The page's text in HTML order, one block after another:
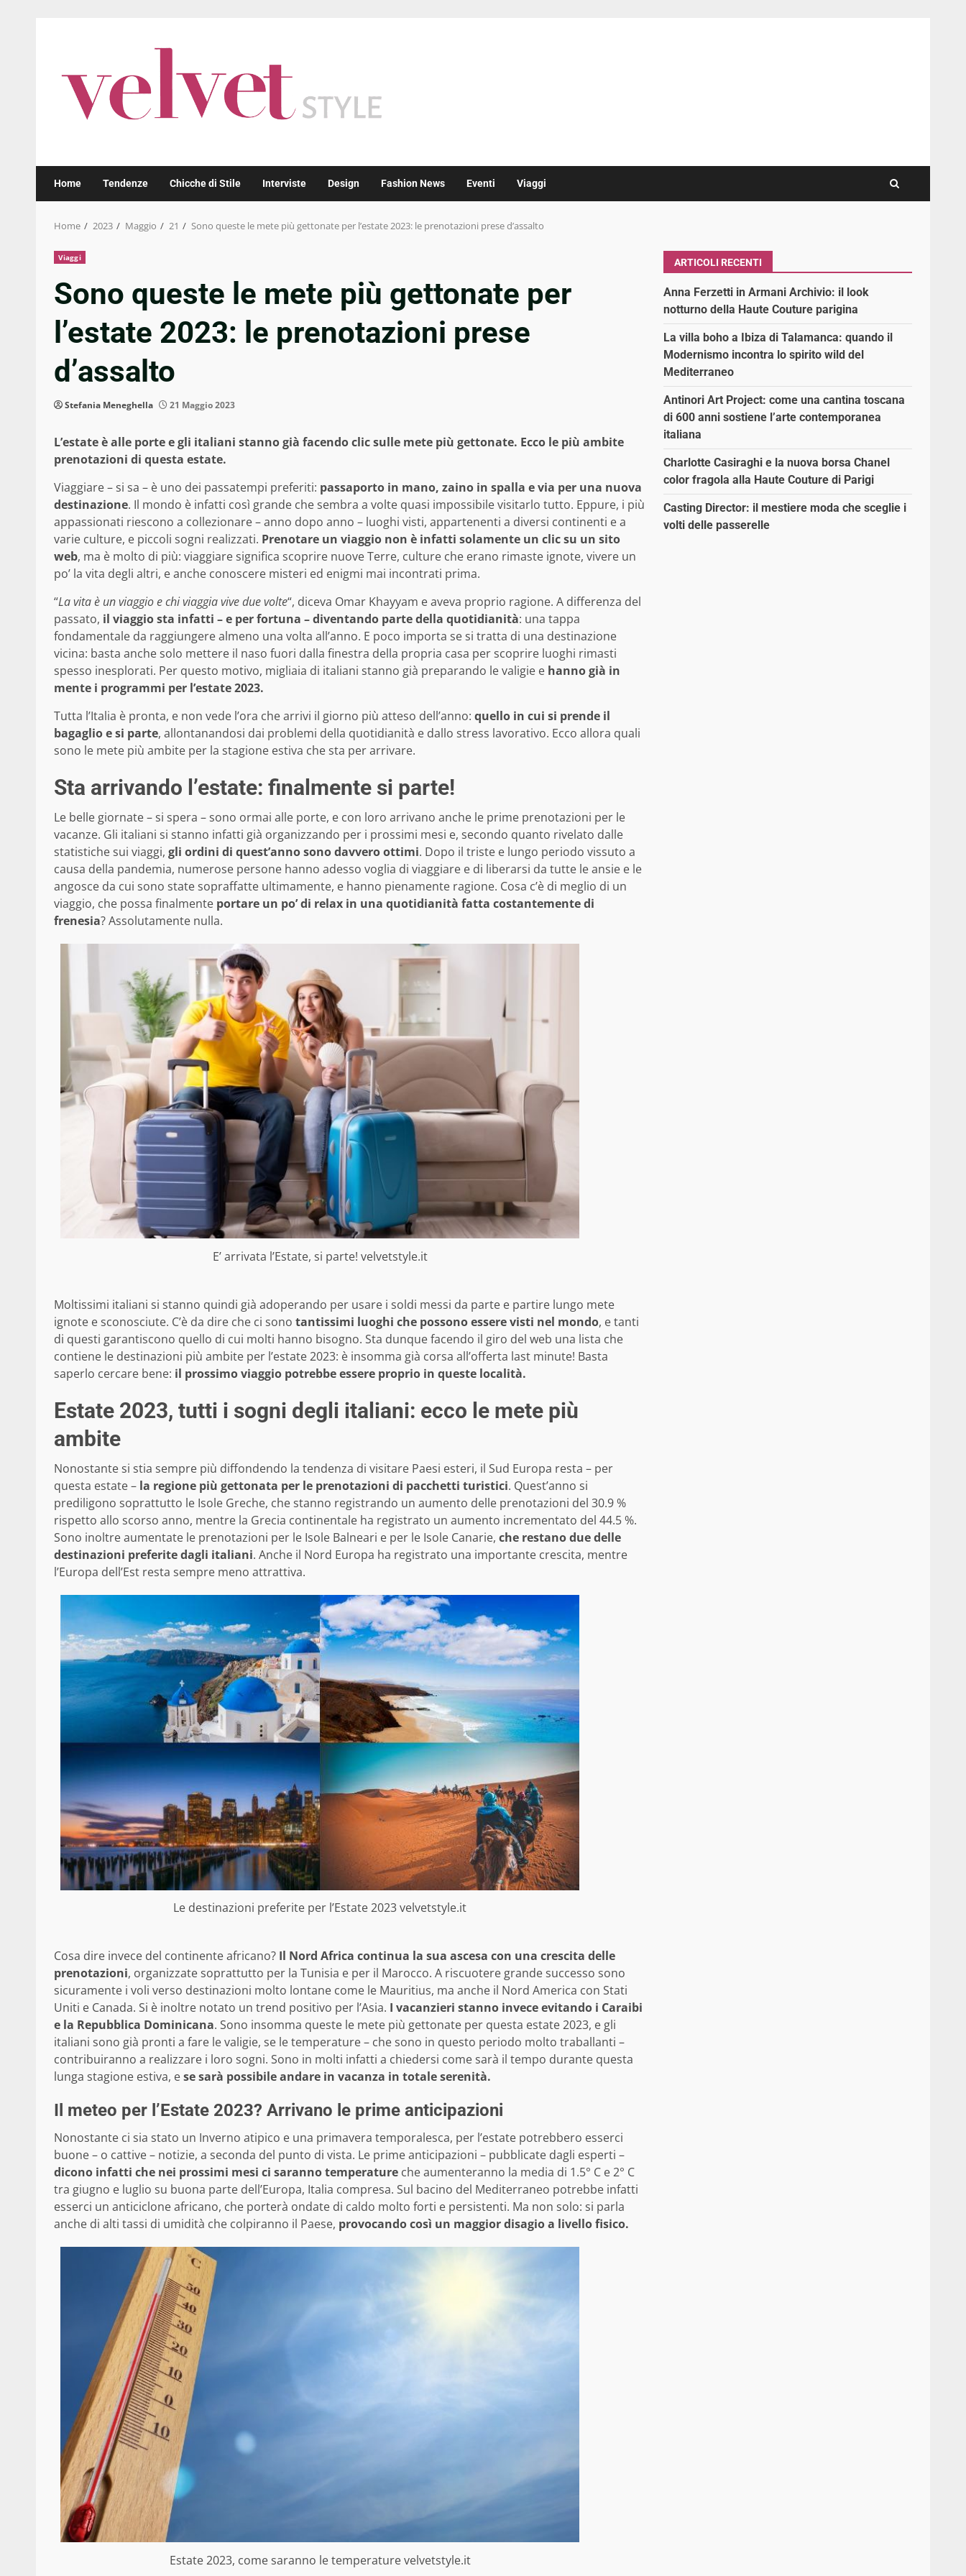
Home Tendenze Chicche di Stile Interviste Design Fashion News Eventi Viaggi
Home 2023 Maggio 21 Sono queste le mete più gettonate per l’estate 2023: le prenotazioni prese d’assalto
Viaggi
Sono queste le mete più gettonate per
l’estate 2023: le prenotazioni prese
d’assalto
Stefania Meneghella 21 Maggio 2023
L’estate è alle porte e gli italiani stanno già facendo clic sulle mete più gettonate. Ecco le più ambite
prenotazioni di questa estate.
Viaggiare – si sa – è uno dei passatempi preferiti: passaporto in mano, zaino in spalla e via per una nuova
destinazione. Il mondo è infatti così grande che sembra a volte quasi impossibile visitarlo tutto. Eppure, i più
appassionati riescono a collezionare – anno dopo anno – luoghi visti, appartenenti a diversi continenti e a
varie culture, e piccoli sogni realizzati. Prenotare un viaggio non è infatti solamente un clic su un sito
web, ma è molto di più: viaggiare significa scoprire nuove Terre, culture che erano rimaste ignote, vivere un
po’ la vita degli altri, e anche conoscere misteri ed enigmi mai incontrati prima.
“La vita è un viaggio e chi viaggia vive due volte“, diceva Omar Khayyam e aveva proprio ragione. A differenza del
passato, il viaggio sta infatti – e per fortuna – diventando parte della quotidianità: una tappa
fondamentale da raggiungere almeno una volta all’anno. E poco importa se si tratta di una destinazione
vicina: basta anche solo mettere il naso fuori dalla finestra della propria casa per scoprire luoghi rimasti
spesso inesplorati. Per questo motivo, migliaia di italiani stanno già preparando le valigie e hanno già in
mente i programmi per l’estate 2023.
Tutta l’Italia è pronta, e non vede l’ora che arrivi il giorno più atteso dell’anno: quello in cui si prende il
bagaglio e si parte, allontanandosi dai problemi della quotidianità e dallo stress lavorativo. Ecco allora quali
sono le mete più ambite per la stagione estiva che sta per arrivare.
Sta arrivando l’estate: finalmente si parte!
Le belle giornate – si spera – sono ormai alle porte, e con loro arrivano anche le prime prenotazioni per le
vacanze. Gli italiani si stanno infatti già organizzando per i prossimi mesi e, secondo quanto rivelato dalle
statistiche sui viaggi, gli ordini di quest’anno sono davvero ottimi. Dopo il triste e lungo periodo vissuto a
causa della pandemia, numerose persone hanno adesso voglia di viaggiare e di liberarsi da tutte le ansie e le
angosce da cui sono state sopraffatte ultimamente, e hanno pienamente ragione. Cosa c’è di meglio di un
viaggio, che possa finalmente portare un po’ di relax in una quotidianità fatta costantemente di
frenesia? Assolutamente nulla.
E’ arrivata l’Estate, si parte! velvetstyle.it
Moltissimi italiani si stanno quindi già adoperando per usare i soldi messi da parte e partire lungo mete
ignote e sconosciute. C’è da dire che ci sono tantissimi luoghi che possono essere visti nel mondo, e tanti
di questi garantiscono quello di cui molti hanno bisogno. Sta dunque facendo il giro del web una lista che
contiene le destinazioni più ambite per l’estate 2023: è insomma già corsa all’offerta last minute! Basta
saperlo cercare bene: il prossimo viaggio potrebbe essere proprio in queste località.
Estate 2023, tutti i sogni degli italiani: ecco le mete più
ambite
Nonostante si stia sempre più diffondendo la tendenza di visitare Paesi esteri, il Sud Europa resta – per
questa estate – la regione più gettonata per le prenotazioni di pacchetti turistici. Quest’anno si
prediligono soprattutto le Isole Greche, che stanno registrando un aumento delle prenotazioni del 30.9 %
rispetto allo scorso anno, mentre la Grecia continentale ha registrato un aumento incrementato del 44.5 %.
Sono inoltre aumentate le prenotazioni per le Isole Balneari e per le Isole Canarie, che restano due delle
destinazioni preferite dagli italiani. Anche il Nord Europa ha registrato una importante crescita, mentre
l’Europa dell’Est resta sempre meno attrattiva.
Le destinazioni preferite per l’Estate 2023 velvetstyle.it
Cosa dire invece del continente africano? Il Nord Africa continua la sua ascesa con una crescita delle
prenotazioni, organizzate soprattutto per la Tunisia e per il Marocco. A riscuotere grande successo sono
sicuramente i voli verso destinazioni molto lontane come le Mauritius, ma anche il Nord America con Stati
Uniti e Canada. Si è inoltre notato un trend positivo per l’Asia. I vacanzieri stanno invece evitando i Caraibi
e la Repubblica Dominicana. Sono insomma queste le mete più gettonate per questa estate 2023, e gli
italiani sono già pronti a fare le valigie, se le temperature – che sono in questo periodo molto traballanti –
contribuiranno a realizzare i loro sogni. Sono in molti infatti a chiedersi come sarà il tempo durante questa
lunga stagione estiva, ese sarà possibile andare in vacanza in totale serenità.
Il meteo per l’Estate 2023? Arrivano le prime anticipazioni
Nonostante ci sia stato un Inverno atipico e una primavera temporalesca, per l’estate potrebbero esserci
buone – o cattive – notizie, a seconda del punto di vista. Le prime anticipazioni – pubblicate dagli esperti –
dicono infatti che nei prossimi mesi ci saranno temperature che aumenteranno la media di 1.5° C e 2° C
tra giugno e luglio su buona parte dell’Europa, Italia compresa. Sul bacino del Mediterraneo potrebbe infatti
esserci un anticiclone africano, che porterà ondate di caldo molto forti e persistenti. Ma non solo: si parla
anche di alti tassi di umidità che colpiranno il Paese, provocando così un maggior disagio a livello fisico.
Estate 2023, come saranno le temperature velvetstyle.it
ARTICOLI RECENTI
Anna Ferzetti in Armani Archivio: il look
notturno della Haute Couture parigina
La villa boho a Ibiza di Talamanca: quando il
Modernismo incontra lo spirito wild del
Mediterraneo
Antinori Art Project: come una cantina toscana
di 600 anni sostiene l’arte contemporanea
italiana
Charlotte Casiraghi e la nuova borsa Chanel
color fragola alla Haute Couture di Parigi
Casting Director: il mestiere moda che sceglie i
volti delle passerelle